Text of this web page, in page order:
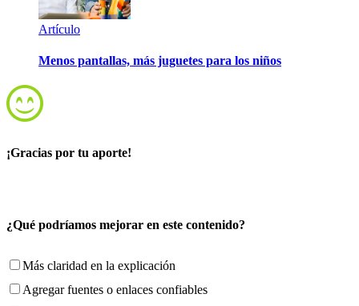
Artículo
Menos pantallas, más juguetes para los niños
¡Gracias por tu aporte!
¿Qué podríamos mejorar en este contenido?
Más claridad en la explicación
Agregar fuentes o enlaces confiables